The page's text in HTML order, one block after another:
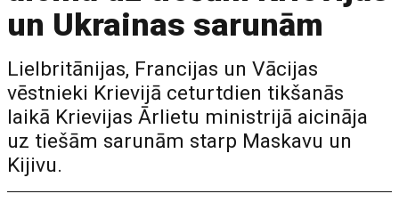
un Ukrainas sarunām
Lielbritānijas, Francijas un Vācijas
vēstnieki Krievijā ceturtdien tikšanās
laikā Krievijas Ārlietu ministrijā aicināja
uz tiešām sarunām starp Maskavu un
Kijivu.